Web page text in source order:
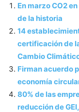
En marzo CO2
de la historia
14
certificación de
Cambio
Firman acuerdo
economía
80% de las
reducción de